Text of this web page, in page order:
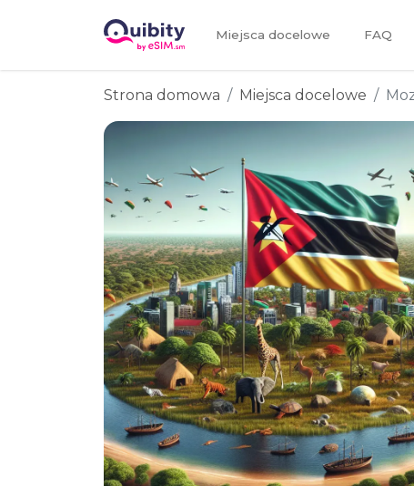
Miejsca docelowe FAQ
Strona domowa Miejsca docelowe